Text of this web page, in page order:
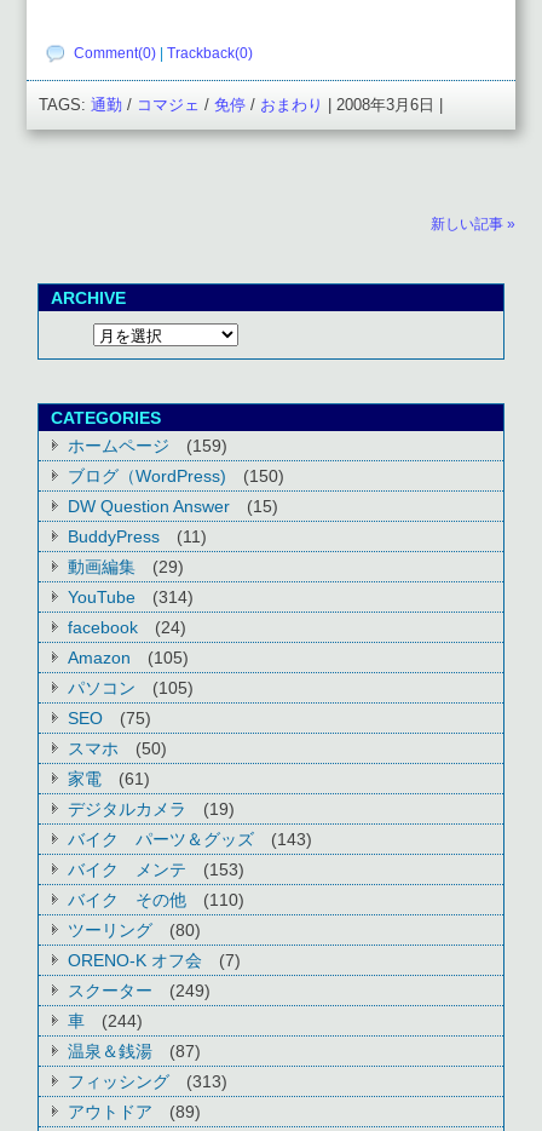
Comment(0) Trackback(0)
TAGS: 通勤 / コマジェ / 免停 / おまわり | 2008年3月6日 |
新しい記事 »
ARCHIVE
CATEGORIES
ホームページ
(159)
ブログ（WordPress)
(150)
DW Question Answer
(15)
BuddyPress
(11)
動画編集
(29)
YouTube
(314)
facebook
(24)
Amazon
(105)
パソコン
(105)
SEO
(75)
スマホ
(50)
家電
(61)
デジタルカメラ
(19)
バイク パーツ＆グッズ
(143)
バイク メンテ
(153)
バイク その他
(110)
ツーリング
(80)
ORENO-K オフ会
(7)
スクーター
(249)
車
(244)
温泉＆銭湯
(87)
フィッシング
(313)
アウトドア
(89)